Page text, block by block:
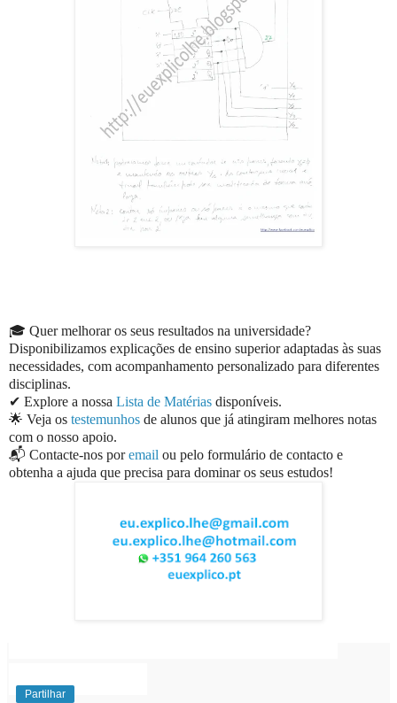
🎓 Quer melhorar os seus resultados na universidade?
Disponibilizamos explicações de ensino superior adaptadas às suas
necessidades, com acompanhamento personalizado para diferentes
disciplinas.
✔ Explore a nossa Lista de Matérias disponíveis.
🌟 Veja os testemunhos de alunos que já atingiram melhores notas
com o nosso apoio.
📬 Contacte-nos poremail ou pelo formulário de contacto e
obtenha a ajuda que precisa para dominar os seus estudos!
EnsinoSuperior
Partilhar